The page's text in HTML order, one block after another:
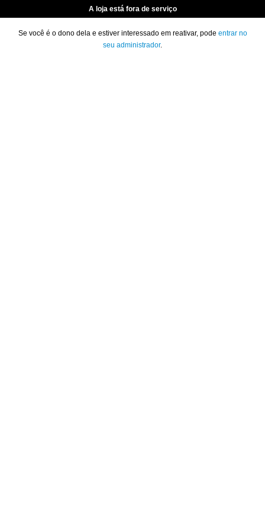
A loja está fora de serviço
Se você é o dono dela e estiver interessado em reativar, pode entrar no
seu administrador.